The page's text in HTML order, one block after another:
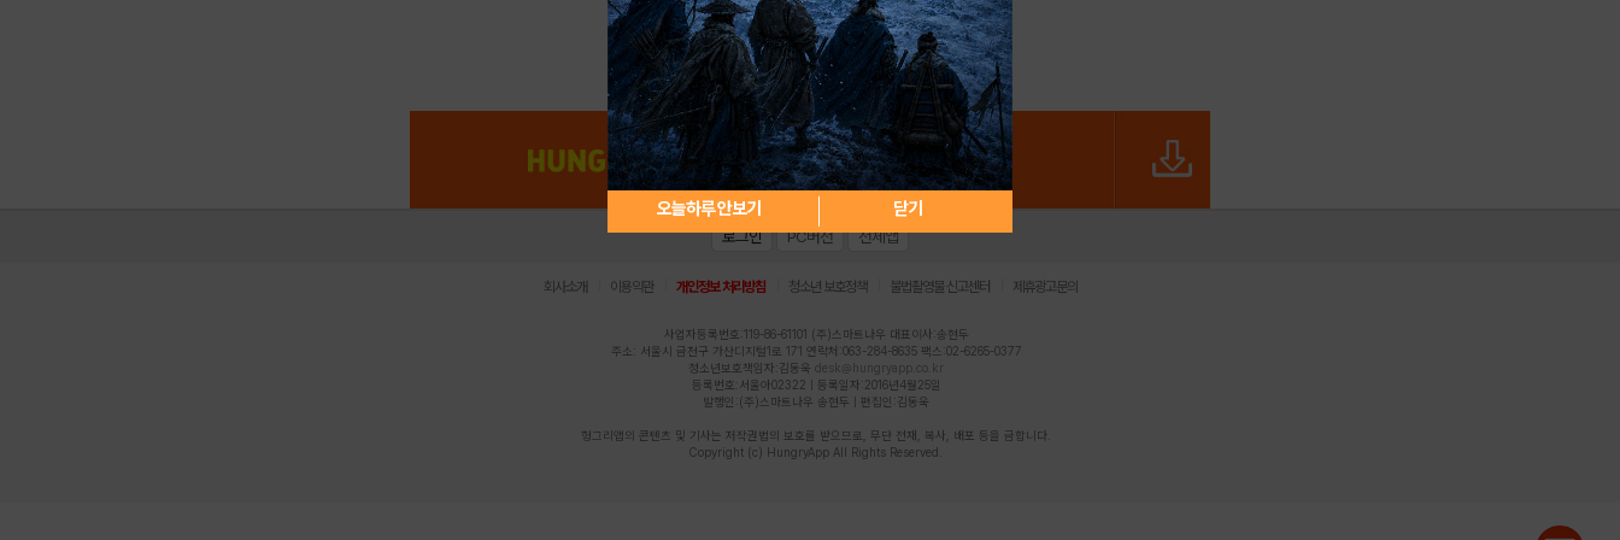
아이디 / 비밀번호 찾기 회원가입
오늘하루 안보기 닫기
로그인 PC버전 전체앱
회사소개 이용약관 개인정보 처리방침 청소년 보호정책 불법촬영물 신고센터 제휴광고문의
사업자등록번호:119-86-61101 (주)스마트나우 대표이사:송현두
주소: 서울시 금천구 가산디지털1로 171 연락처:063-284-8635 팩스:02-6265-0377
청소년보호책임자:김동욱 desk@hungryapp.co.kr
등록번호:서울아02322 | 등록일자:2016년4월25일
발행인:(주)스마트나우 송현두 | 편집인:김동욱
헝그리앱의 콘텐츠 및 기사는 저작권법의 보호를 받으므로, 무단 전재, 복사, 배포 등을 금합니다.
Copyright (c) HungryApp All Rights Reserved.